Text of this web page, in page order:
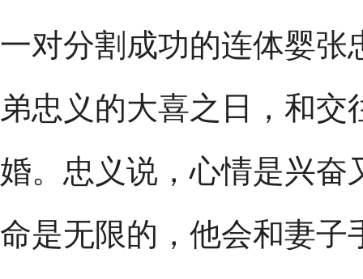
一对分割成功的连体婴张
弟忠义的大喜之日，和
婚。忠义说，心情是兴奋
命是无限的，他会和妻子